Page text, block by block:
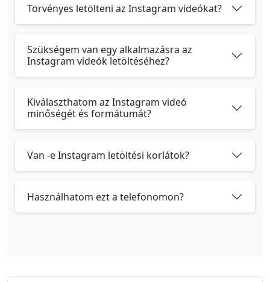
Törvényes letölteni az Instagram videókat?
Szükségem van egy alkalmazásra az
Instagram videók letöltéséhez?
Kiválaszthatom az Instagram videó
minőségét és formátumát?
Van -e Instagram letöltési korlátok?
Használhatom ezt a telefonomon?